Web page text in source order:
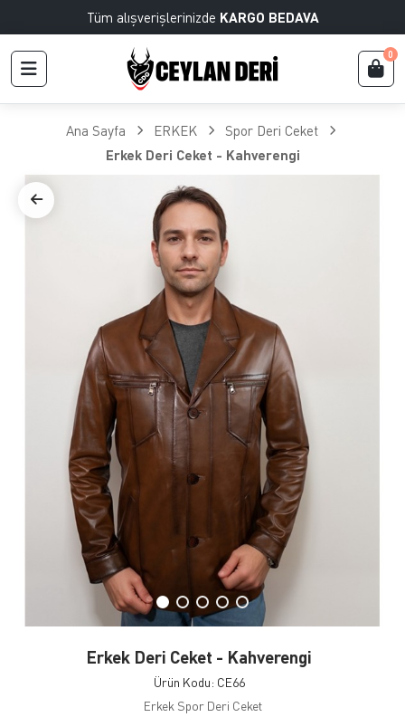
Tüm alışverişlerinizde KARGO BEDAVA
0
Ana Sayfa ERKEK
Spor Deri Ceket
Erkek Deri Ceket - Kahverengi
Erkek Deri Ceket - Kahverengi
Ürün Kodu: CE66
Erkek Spor Deri Ceket